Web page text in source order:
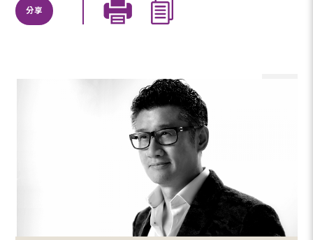
分享